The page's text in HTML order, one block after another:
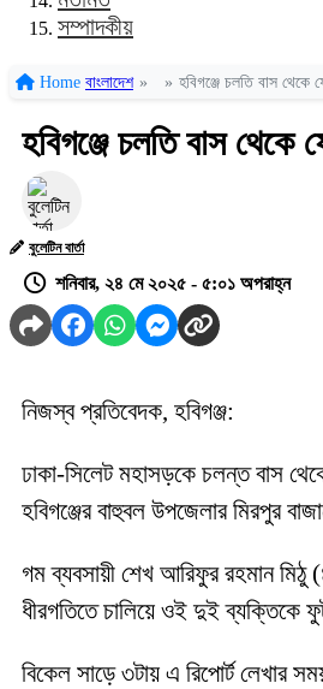
সম্পাদকীয়
Home বাংলাদেশ » » হবিগঞ্জে চলতি বাস
হবিগঞ্জে চলতি বাস
বুলেটিন বার্তা
শনিবার, ২৪ মে ২০২৫ - ৫:০১ অপরাহ্ন
নিজস্ব প্রতিবেদক, হবিগঞ্জ:
ঢাকা-সিলেট মহাসড়কে চলন্ত বাস
হবিগঞ্জের বাহুবল উপজেলার মিরপুর
গম ব্যবসায়ী শেখ আরিফুর রহমান মিঠু
ধীরগতিতে চালিয়ে ওই দুই ব্যক্তিকে
বিকেল সাড়ে ৩টায় এ রিপোর্ট লেখার